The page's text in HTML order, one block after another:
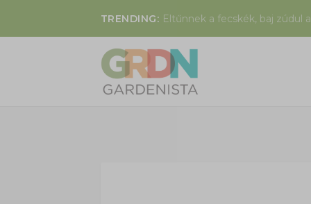
TRENDING: Eltűnnek a fecskék, baj zúdul